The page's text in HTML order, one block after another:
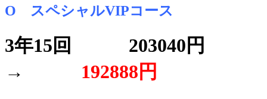
O スペシャルVIPコース
3年15回 203040円
→ 192888円